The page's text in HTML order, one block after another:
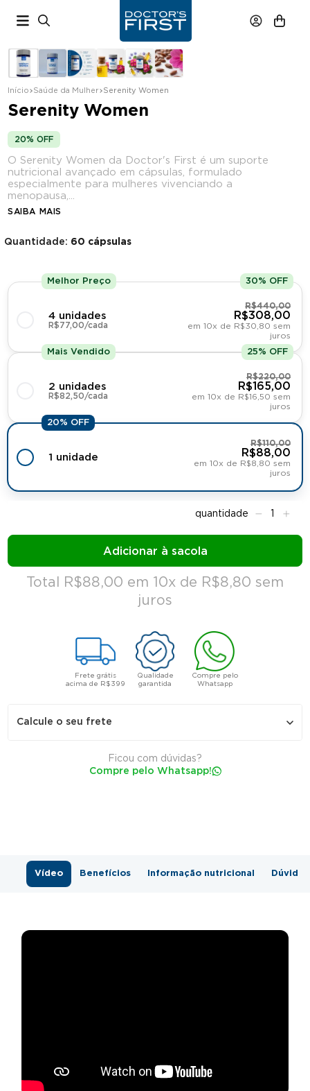
Início Saúde da Mulher Serenity Women
Serenity Women
20% OFF
O Serenity Women da Doctor's First é um suporte
nutricional avançado em cápsulas, formulado
especialmente para mulheres vivenciando a
menopausa,...
SAIBA MAIS
Quantidade: 60 cápsulas
Melhor Preço 30% OFF
4 unidades
R$77,00/cada
R$440,00
R$308,00
em 10x de R$30,80 sem
juros
Mais Vendido 25% OFF
2 unidades
R$82,50/cada
R$220,00
R$165,00
em 10x de R$16,50 sem
juros
20% OFF
1 unidade
R$110,00
R$88,00
em 10x de R$8,80 sem
juros
Total R$88,00 em 10x de R$8,80 sem
juros
Frete grátis
acima de R$399
Qualidade
garantida
Compre pelo
Whatsapp
Calcule o seu frete
Ficou com dúvidas?
Compre pelo Whatsapp!
Vídeo Benefícios Informação nutricional Dúvidas